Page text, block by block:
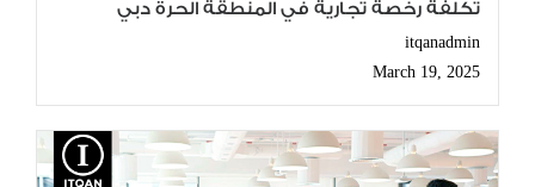
تكلفة رخصة تجارية في المنطقة الحرة دبي
itqanadmin
March 19, 2025